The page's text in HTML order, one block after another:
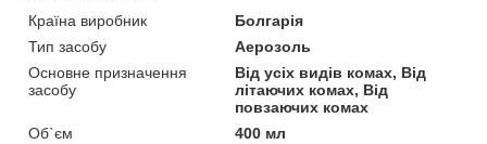
Країна виробник
Болгарія
Тип засобу
Аерозоль
Основне призначення
засобу
Від усіх видів комах, Від
літаючих комах, Від
повзаючих комах
Об`єм
400 мл